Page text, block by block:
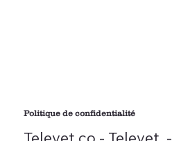
Politique de confidentialité